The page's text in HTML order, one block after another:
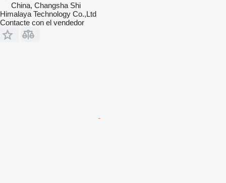
China, Changsha Shi
Himalaya Technology Co.,Ltd
Contacte con el vendedor